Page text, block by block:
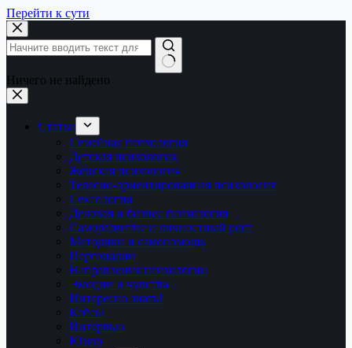
Перейти к сути
Ничего не найдено
Статьи
Семейная психология
Детская психология
Женская психология
Телесно-ориентированная психология
Сексология
Деловая и бизнес психология
Саморазвитие и личностный рост
Методики и самопомощь
Персоналии
Направления психологии
Эмоции и чувства
Интересно знать!
Кейсы
Интервью
Юмор